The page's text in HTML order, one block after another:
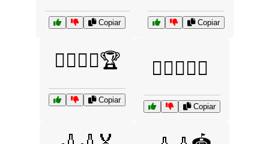
Copiar Copiar
🏋️‍♂️🤼‍♀️🏆
Copiar
🏌️‍♂️🏌️‍♀️⛳
Copiar